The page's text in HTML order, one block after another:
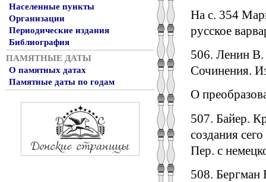
Населенные пункты
Организации
Периодические издания
Библиография
ПАМЯТНЫЕ ДАТЫ
О памятных датах
Памятные даты по годам
На с. 354
русское
506. Ленин
Сочинения.
О
507. Байер.
создания
Пер. с
508. Бергман